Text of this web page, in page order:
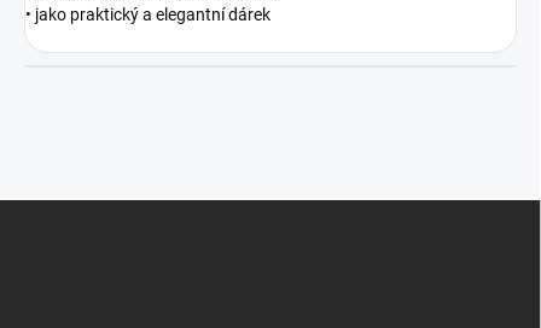
• jako praktický a elegantní dárek